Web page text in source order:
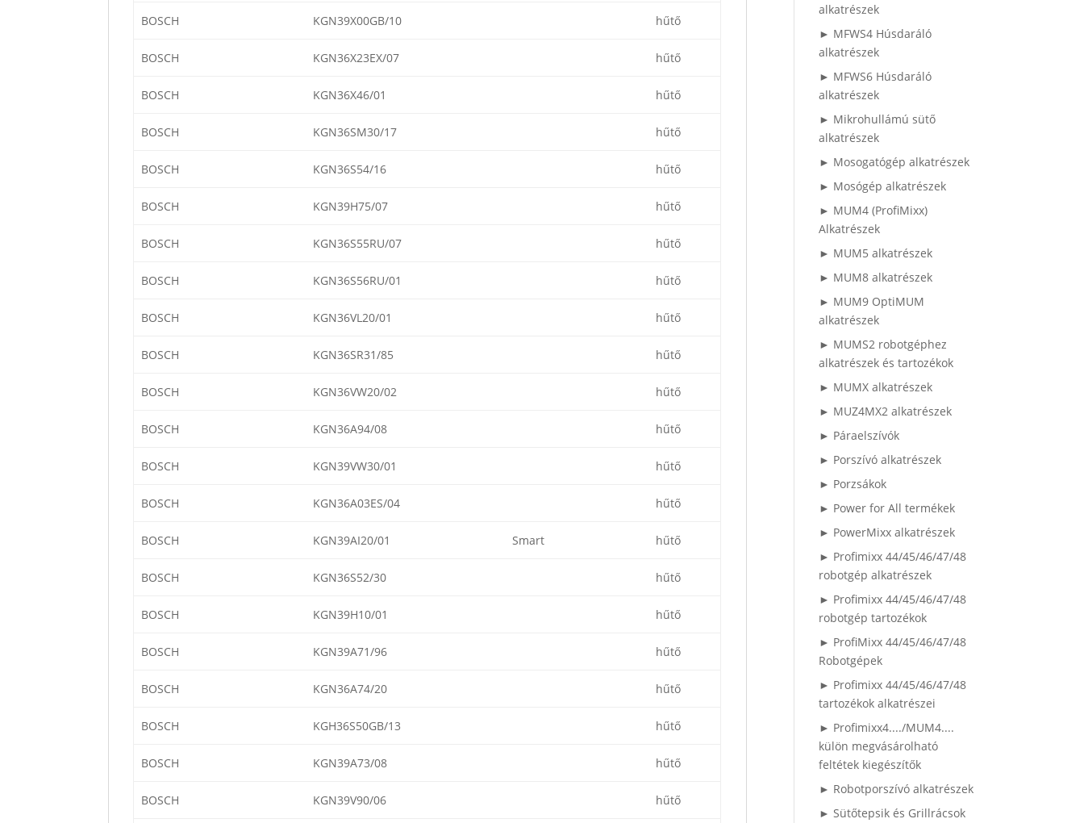
BOSCH KGN39X00GB/10 hűtő
BOSCH KGN36X23EX/07 hűtő
BOSCH KGN36X46/01 hűtő
BOSCH KGN36SM30/17 hűtő
BOSCH KGN36S54/16 hűtő
BOSCH KGN39H75/07 hűtő
BOSCH KGN36S55RU/07 hűtő
BOSCH KGN36S56RU/01 hűtő
BOSCH KGN36VL20/01 hűtő
BOSCH KGN36SR31/85 hűtő
BOSCH KGN36VW20/02 hűtő
BOSCH KGN36A94/08 hűtő
BOSCH KGN39VW30/01 hűtő
BOSCH KGN36A03ES/04 hűtő
BOSCH KGN39AI20/01 Smart hűtő
BOSCH KGN36S52/30 hűtő
BOSCH KGN39H10/01 hűtő
BOSCH KGN39A71/96 hűtő
BOSCH KGN36A74/20 hűtő
BOSCH KGH36S50GB/13 hűtő
BOSCH KGN39A73/08 hűtő
BOSCH KGN39V90/06 hűtő
alkatrészek
► MFWS4 Húsdaráló
alkatrészek
► MFWS6 Húsdaráló
alkatrészek
► Mikrohullámú sütő
alkatrészek
► Mosogatógép alkatrészek
► Mosógép alkatrészek
► MUM4 (ProfiMixx)
Alkatrészek
► MUM5 alkatrészek
► MUM8 alkatrészek
► MUM9 OptiMUM
alkatrészek
► MUMS2 robotgéphez
alkatrészek és tartozékok
► MUMX alkatrészek
► MUZ4MX2 alkatrészek
► Páraelszívók
► Porszívó alkatrészek
► Porzsákok
► Power for All termékek
► PowerMixx alkatrészek
► Profimixx 44/45/46/47/48
robotgép alkatrészek
► Profimixx 44/45/46/47/48
robotgép tartozékok
► ProfiMixx 44/45/46/47/48
Robotgépek
► Profimixx 44/45/46/47/48
tartozékok alkatrészei
► Profimixx4..../MUM4....
külön megvásárolható
feltétek kiegészítők
► Robotporszívó alkatrészek
► Sütőtepsik és Grillrácsok